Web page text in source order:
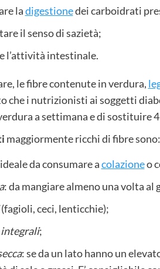
ladigestionedei carboidrati
il senso di sazietà;
l’attività intestinale.
le fibre contenute in verdura,
che i nutrizionisti ai soggetti
a settimana e di sostituire
maggiormente ricchi di fibre sono:
da consumare acolazioneo
: da mangiare almeno una volta al
ceci, lenticchie);
;
: se da un lato hanno un